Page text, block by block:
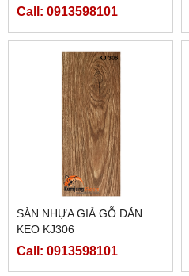
Call: 0913598101
SÀN NHỰA GIẢ GỖ DÁN
KEO KJ306
Call: 0913598101